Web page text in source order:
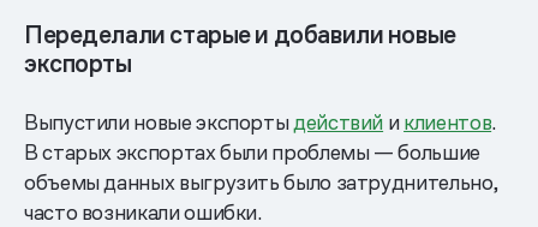
Переделали старые и добавили новые
экспорты
Выпустили новые экспортыдействий иклиентов.
В старых экспортах были проблемы — большие
объемы данных выгрузить было затруднительно,
часто возникали ошибки.